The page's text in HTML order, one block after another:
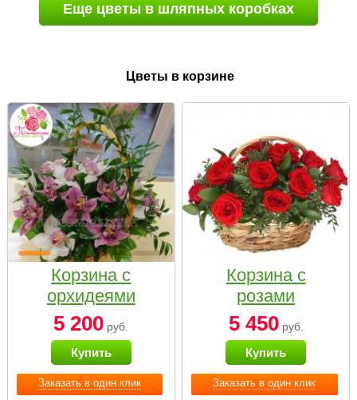
Еще цветы в шляпных коробках
Цветы в корзине
Заказать в один клик
Корзина с
орхидеями
малая
5 200 руб.
Купить
Заказать в один клик
Корзина с
розами
«Красный
Париж»
5 450руб.
Купить